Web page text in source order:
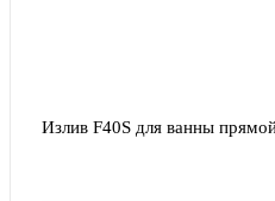
Излив F40S для ванны